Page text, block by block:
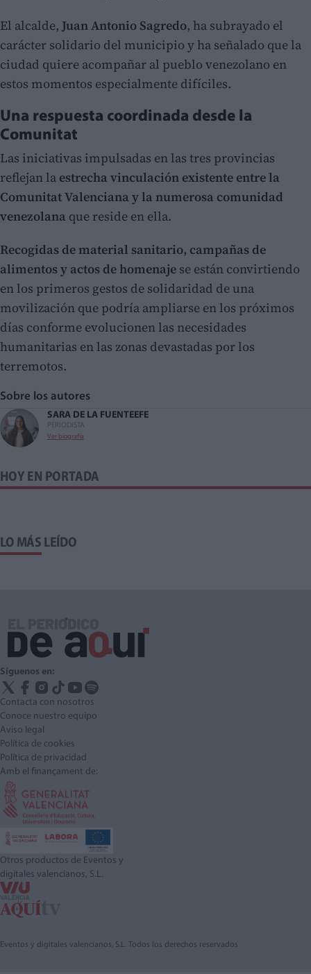
El alcalde, Juan Antonio Sagredo, ha subrayado el
carácter solidario del municipio y ha señalado que la
ciudad quiere acompañar al pueblo venezolano en
estos momentos especialmente difíciles.
Una respuesta coordinada desde la
Comunitat
Las iniciativas impulsadas en las tres provincias
reflejan la estrecha vinculación existente entre la
Comunitat Valenciana y la numerosa comunidad
venezolana que reside en ella.
Recogidas de material sanitario, campañas de
alimentos y actos de homenaje se están convirtiendo
en los primeros gestos de solidaridad de una
movilización que podría ampliarse en los próximos
días conforme evolucionen las necesidades
humanitarias en las zonas devastadas por los
terremotos.
Sobre los autores
SARA DE LA FUENTE
PERIODISTA
Ver biografía
EFE
HOY EN PORTADA
LO MÁS LEÍDO
Síguenos en:
Contacta con nosotros
Conoce nuestro equipo
Aviso legal
Política de cookies
Política de privacidad
Amb el finançament de:
Otros productos de Eventos y
digitales valencianos, S.L.
Eventos y digitales valencianos, S.L. Todos los derechos reservados